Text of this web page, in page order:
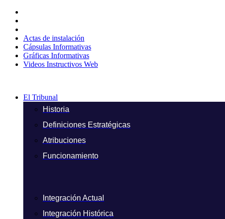
contenido
Actas de instalación
Cápsulas Informativas
Gráficas Informativas
Videos Instructivos Web
El Tribunal
Historia
Definiciones Estratégicas
Atribuciones
Funcionamiento
Integración Actual
Integración Histórica